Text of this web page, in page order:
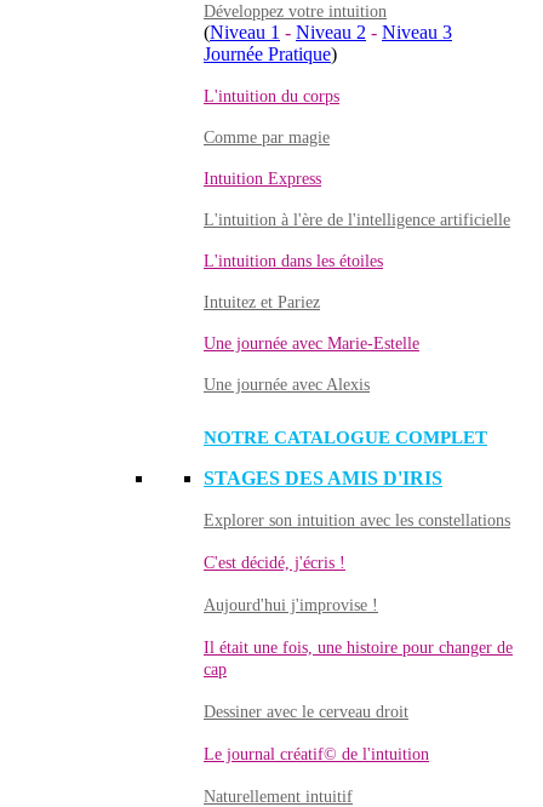
Développez votre intuition
(Niveau 1 - Niveau 2 - Niveau 3
Journée Pratique)
L'intuition du corps
Comme par magie
Intuition Express
L'intuition à l'ère de l'intelligence artificielle
L'intuition dans les étoiles
Intuitez et Pariez
Une journée avec Marie-Estelle
Une journée avec Alexis
NOTRE CATALOGUE COMPLET
STAGES DES AMIS D'IRIS
Explorer son intuition avec les constellations
C'est décidé, j'écris !
Aujourd'hui j'improvise !
Il était une fois, une histoire pour changer de
cap
Dessiner avec le cerveau droit
Le journal créatif© de l'intuition
Naturellement intuitif